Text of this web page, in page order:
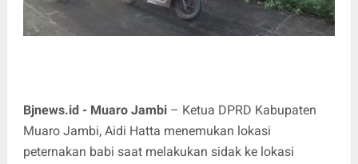
Bjnews.id - Muaro Jambi – Ketua DPRD Kabupaten
Muaro Jambi, Aidi Hatta menemukan lokasi
peternakan babi saat melakukan sidak ke lokasi